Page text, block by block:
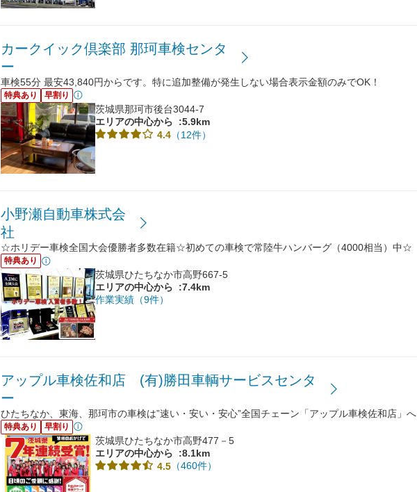
カークイック倶楽部 那珂車検センタ
ー
車検55分 最安43,840円からです。特に追加整備が発生しない場合表示金額のみでOK！
特典あり 早割り
茨城県那珂市後台3044-7
エリアの中心から
:5.9km
4.4 （12件）
小野瀬自動車株式会
社
☆ホリデー車検全国大会優勝者多数在籍☆初めての車検で常陸牛ハンバーグ（4000相当）中☆
特典あり
茨城県ひたちなか市高野667-5
エリアの中心から
:7.4km
作業実績（9件）
アップル車検佐和店 (有)勝田車輌サービスセンタ
ー
ひたちなか、東海、那珂市の車検は”速い・安い・安心”全国チェーン「アップル車検佐和店」へ
特典あり 早割り
茨城県ひたちなか市高野477－5
エリアの中心から
:8.1km
4.5 （460件）